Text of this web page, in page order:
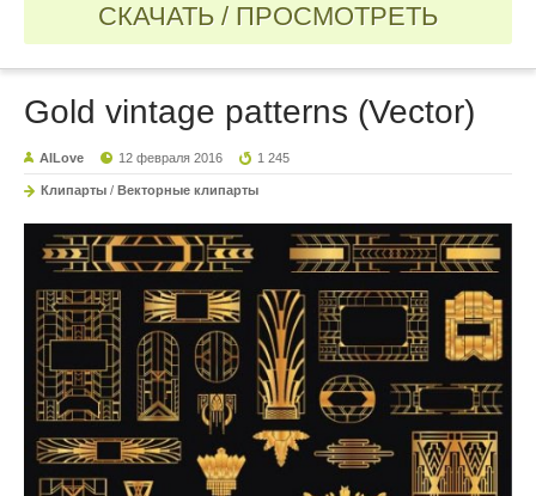
СКАЧАТЬ / ПРОСМОТРЕТЬ
Gold vintage patterns (Vector)
AILove 12 февраля 2016 1 245
Клипарты / Векторные клипарты